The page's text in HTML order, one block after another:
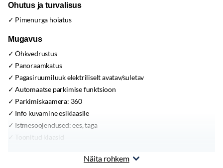
Ohutus ja turvalisus
Pimenurga hoiatus
Mugavus
Õhkvedrustus
Panoraamkatus
Pagasiruumiluuk elektriliselt avatav/suletav
Automaatse parkimise funktsioon
Parkimiskaamera: 360
Info kuvamine esiklaasile
Istmesoojendused:ees, taga
Toonitud klaasid
Näita rohkem